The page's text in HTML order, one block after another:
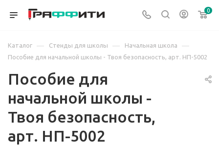
0
Каталог — Стенды для школы — Начальная школа —
Пособие для начальной школы - Твоя безопасность, арт. НП-5002
Пособие для
начальной школы -
Твоя безопасность,
арт. НП-5002